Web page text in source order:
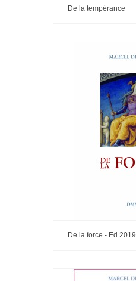
De la tempérance
De la force - Ed 2019